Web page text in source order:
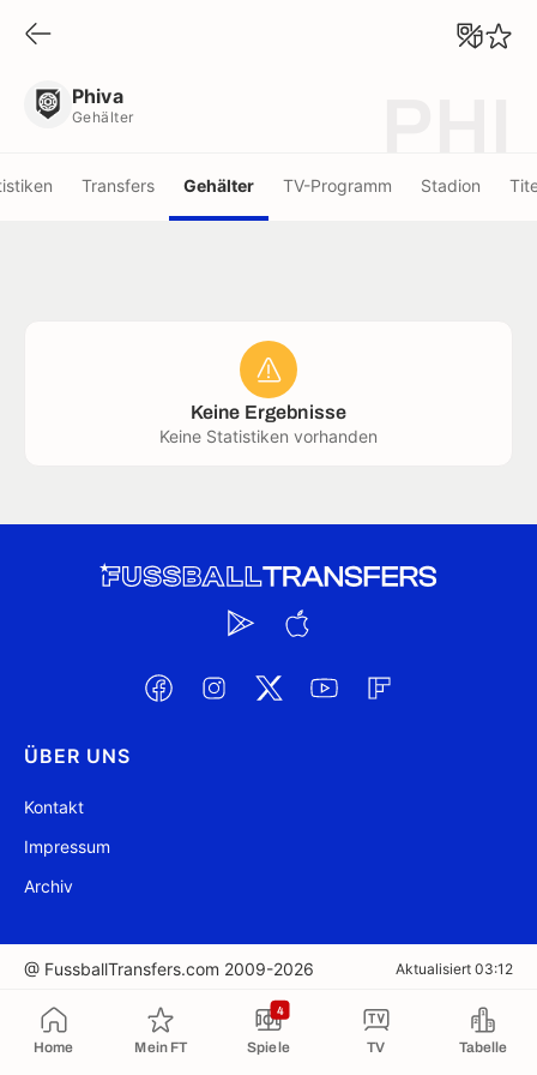
Home Mein FT Spiele
4
TV Tabelle
Phiva
Gehälter
Transfers Gehälter TV-Programm Stadion
Keine Ergebnisse
Keine Statistiken vorhanden
ÜBER UNS
Kontakt
Impressum
Archiv
@ FussballTransfers.com 2009-2026 Aktualisiert 03:12
In die Zwischenablage kopiert